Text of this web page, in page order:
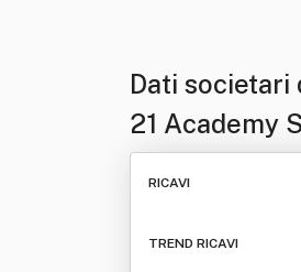
Dati societari
21 Academy
RICAVI
TREND RICAVI